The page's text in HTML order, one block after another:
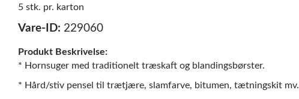
5 stk. pr. karton
Vare-ID: 229060
Produkt Beskrivelse:
* Hornsuger med traditionelt træskaft og blandingsbørster.
* Hård/stiv pensel til trætjære, slamfarve, bitumen, tætningskit mv.